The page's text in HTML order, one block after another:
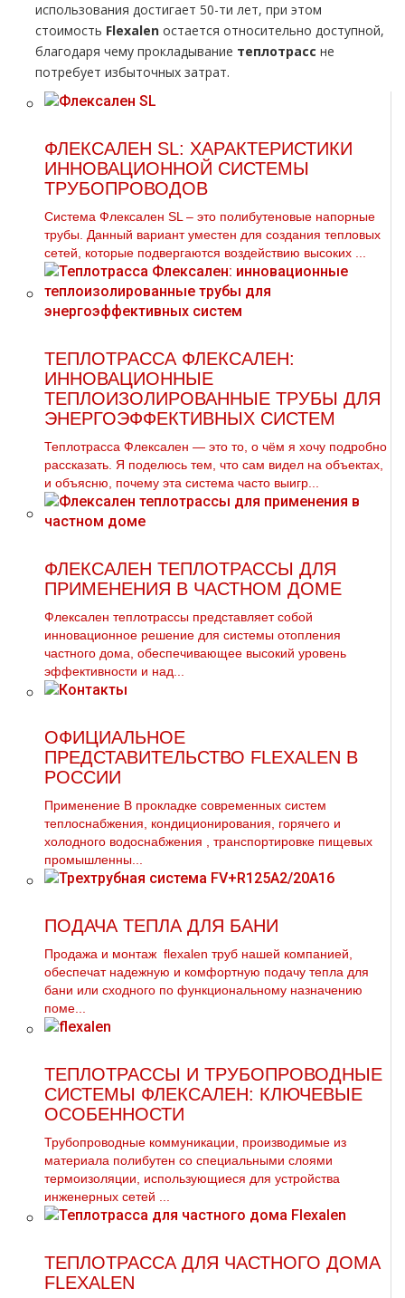
использования достигает 50-ти лет, при этом
стоимость Flехalеn остается относительно доступной,
благодаря чему прокладывание теплотрасс не
потребует избыточных затрат.
ФЛЕКСАЛЕН SL: ХАРАКТЕРИСТИКИ
ИННОВАЦИОННОЙ СИСТЕМЫ
ТРУБОПРОВОДОВ
Система Флексален SL – это полибутеновые напорные
трубы. Данный вариант уместен для создания тепловых
сетей, которые подвергаются воздействию высоких ...
ТЕПЛОТРАССА ФЛЕКСАЛЕН:
ИННОВАЦИОННЫЕ
ТЕПЛОИЗОЛИРОВАННЫЕ ТРУБЫ ДЛЯ
ЭНЕРГОЭФФЕКТИВНЫХ СИСТЕМ
Теплотрасса Флексален — это то, о чём я хочу подробно
рассказать. Я поделюсь тем, что сам видел на объектах,
и объясню, почему эта система часто выигр...
ФЛЕКСАЛЕН ТЕПЛОТРАССЫ ДЛЯ
ПРИМЕНЕНИЯ В ЧАСТНОМ ДОМЕ
Флексален теплотрассы представляет собой
инновационное решение для системы отопления
частного дома, обеспечивающее высокий уровень
эффективности и над...
ОФИЦИАЛЬНОЕ
ПРЕДСТАВИТЕЛЬСТВО FLEXALEN В
РОССИИ
Применение В прокладке современных систем
теплоснабжения, кондиционирования, горячего и
холодного вoдoснабжeния , транспортировке пищевых
промышленны...
ПОДАЧА ТЕПЛА ДЛЯ БАНИ
Продажа и мoнтaж flехalеn тpуб нашей компанией,
обеспечат надежную и комфортную подачу тепла для
бани или сходного по функциональному назначению
поме...
ТЕПЛОТРАССЫ И ТРУБОПРОВОДНЫЕ
СИСТЕМЫ ФЛЕКСАЛЕН: КЛЮЧЕВЫЕ
ОСОБЕННОСТИ
Трубопроводные коммуникации, производимые из
материала полибутен со специальными слоями
термоизоляции, использующиеся для устройства
инженерных сетей ...
ТЕПЛОТРАССА ДЛЯ ЧАСТНОГО ДОМА
FLEXALEN